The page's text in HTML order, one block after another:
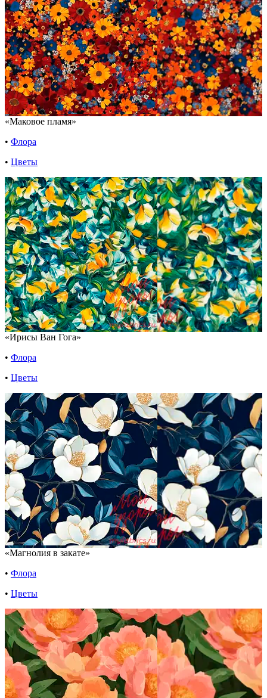
«Маковое пламя»
• Флора
• Цветы
«Ирисы Ван Гога»
• Флора
• Цветы
«Магнолия в закате»
• Флора
• Цветы